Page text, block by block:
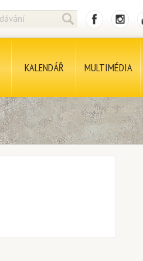
KALENDÁŘ MULTIMÉDIA